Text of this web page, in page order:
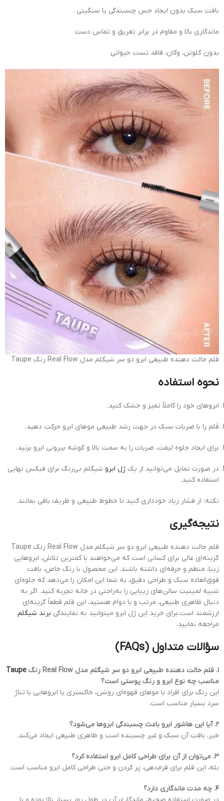
بافت سبک بدون ایجاد حس چسبندگی یا سنگینی
ماندگاری بالا و مقاوم در برابر تعریق و تماس دست
بدون گلوتن، وگان، فاقد تست حیوانی
قلم حالت دهنده طبیعی ابرو دو سر شیگلم مدل Real Flow رنگ Taupe
نحوه استفاده
ابروهای خود را کاملاً تمیز و خشک کنید.
قلم را با ضربات سبک در جهت رشد طبیعی موهای ابرو حرکت دهید.
برای ایجاد جلوه لیفت، ضربات را به سمت بالا و گوشه بیرونی ابرو بزنید.
در صورت تمایل می‌توانید از یک ژل ابرو شیگلم بی‌رنگ برای فیکس نهایی
استفاده کنید.
نکته: از فشار زیاد خودداری کنید تا خطوط طبیعی و ظریف باقی بمانند.
نتیجه‌گیری
قلم حالت دهنده طبیعی ابرو دو سر شیگلم مدل Real Flow رنگ Taupe
گزینه‌ای عالی برای کسانی است که می‌خواهند با کمترین تلاش، ابروهایی
زیبا، منظم و حرفه‌ای داشته باشند. این محصول با رنگ خاص، بافت
فوق‌العاده سبک و طراحی دقیق، به شما این امکان را می‌دهد که جلوه‌ای
شبیه لمینیت سالن‌های زیبایی را به‌راحتی در خانه تجربه کنید. اگر به
دنبال ظاهری طبیعی، مرتب و با دوام هستید، این قلم قطعاً گزینه‌ای
ارزشمند است.برای خرید این ژل ابرو میتوانید به نمایندگی برند شیگلم
مراجعه نمایید.
سؤالات متداول (FAQs)
۱. قلم حالت دهنده طبیعی ابرو دو سر شیگلم مدل Real Flow رنگ
مناسب چه نوع ابرو و رنگ پوستی است؟
این رنگ برای افراد با موهای قهوه‌ای روشن، خاکستری یا ابروهایی با تناژ
سرد بسیار مناسب است.
۲. آیا این هاشور ابرو باعث چسبندگی ابروها می‌شود؟
خیر، بافت آن سبک و غیر چسبنده است و ظاهری طبیعی ایجاد می‌کند.
۳. می‌توان از آن برای طراحی کامل ابرو استفاده کرد؟
بله، این قلم برای فرم‌دهی، پر کردن و حتی طراحی کامل ابرو مناسب است.
۴. چه مدت ماندگاری دارد؟